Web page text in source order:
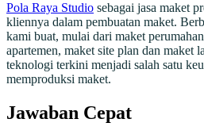
Pola Raya Studio sebagai jasa maket
kliennya dalam pembuatan maket.
kami buat, mulai dari maket
apartemen, maket site plan dan maket
teknologi terkini menjadi salah satu
memproduksi maket.
Jawaban Cepat